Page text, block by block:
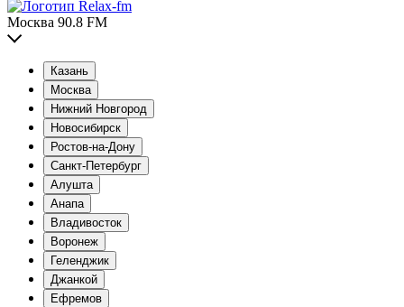
Москва 90.8 FM
Казань
Москва
Нижний Новгород
Новосибирск
Ростов-на-Дону
Санкт-Петербург
Алушта
Анапа
Владивосток
Воронеж
Геленджик
Джанкой
Ефремов